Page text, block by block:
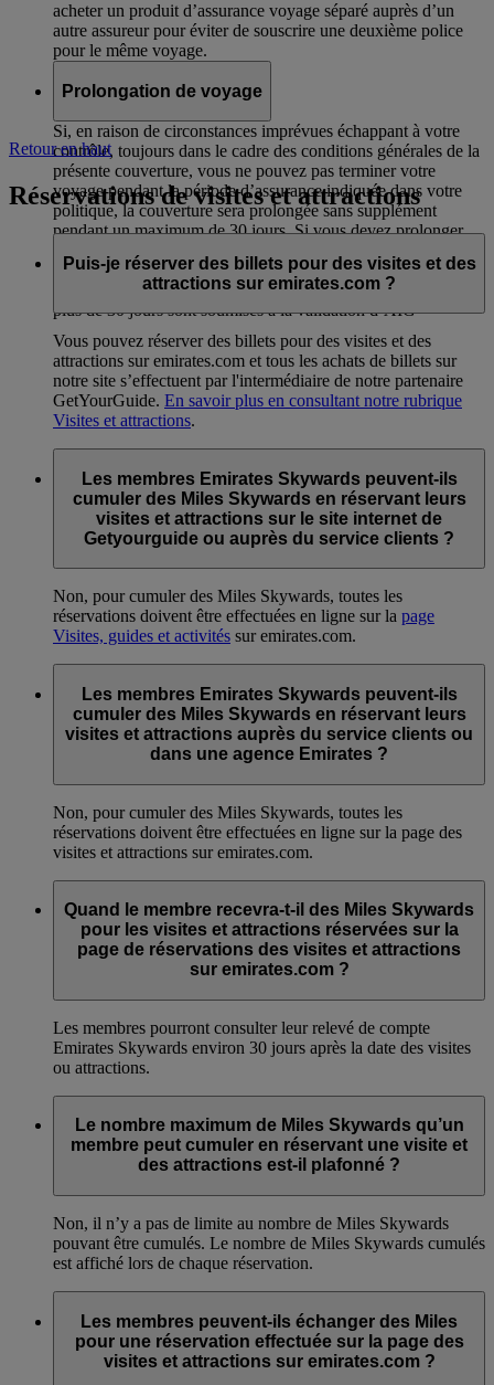
acheter un produit d’assurance voyage séparé auprès d’un
autre assureur pour éviter de souscrire une deuxième police
pour le même voyage.
Prolongation de voyage
Si, en raison de circonstances imprévues échappant à votre
contrôle, toujours dans le cadre des conditions générales de la
présente couverture, vous ne pouvez pas terminer votre
voyage pendant la période d’assurance indiquée dans votre
politique, la couverture sera prolongée sans supplément
pendant un maximum de 30 jours. Si vous devez prolonger
un accompagnant à condition d’avoir obtenu l’autorisation
d’AIG au préalable. Toutes les demandes de prolongation de
plus de 30 jours sont soumises à la validation d’AIG
Retour en haut
Réservations de visites et attractions
Puis-je réserver des billets pour des visites et des
attractions sur emirates.com ?
Vous pouvez réserver des billets pour des visites et des
attractions sur emirates.com et tous les achats de billets sur
notre site s’effectuent par l'intermédiaire de notre partenaire
GetYourGuide. En savoir plus en consultant notre rubrique
Visites et attractions.
Les membres Emirates Skywards peuvent-ils
cumuler des Miles Skywards en réservant leurs
visites et attractions sur le site internet de
Getyourguide ou auprès du service clients ?
Non, pour cumuler des Miles Skywards, toutes les
réservations doivent être effectuées en ligne sur la page
Visites, guides et activités sur emirates.com.
Les membres Emirates Skywards peuvent-ils
cumuler des Miles Skywards en réservant leurs
visites et attractions auprès du service clients ou
dans une agence Emirates ?
Non, pour cumuler des Miles Skywards, toutes les
réservations doivent être effectuées en ligne sur la page des
visites et attractions sur emirates.com.
Quand le membre recevra-t-il des Miles Skywards
pour les visites et attractions réservées sur la
page de réservations des visites et attractions
sur emirates.com ?
Les membres pourront consulter leur relevé de compte
Emirates Skywards environ 30 jours après la date des visites
ou attractions.
Le nombre maximum de Miles Skywards qu’un
membre peut cumuler en réservant une visite et
des attractions est-il plafonné ?
Non, il n’y a pas de limite au nombre de Miles Skywards
pouvant être cumulés. Le nombre de Miles Skywards cumulés
est affiché lors de chaque réservation.
Les membres peuvent-ils échanger des Miles
pour une réservation effectuée sur la page des
visites et attractions sur emirates.com ?